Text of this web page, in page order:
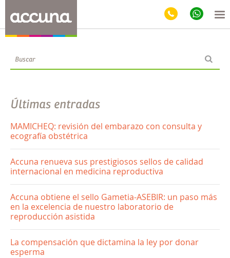
Blog
Últimas entradas
MAMICHEQ: revisión del embarazo con consulta y
ecografía obstétrica
Accuna renueva sus prestigiosos sellos de calidad
internacional en medicina reproductiva
Accuna obtiene el sello Gametia-ASEBIR: un paso más
en la excelencia de nuestro laboratorio de
reproducción asistida
La compensación que dictamina la ley por donar
esperma